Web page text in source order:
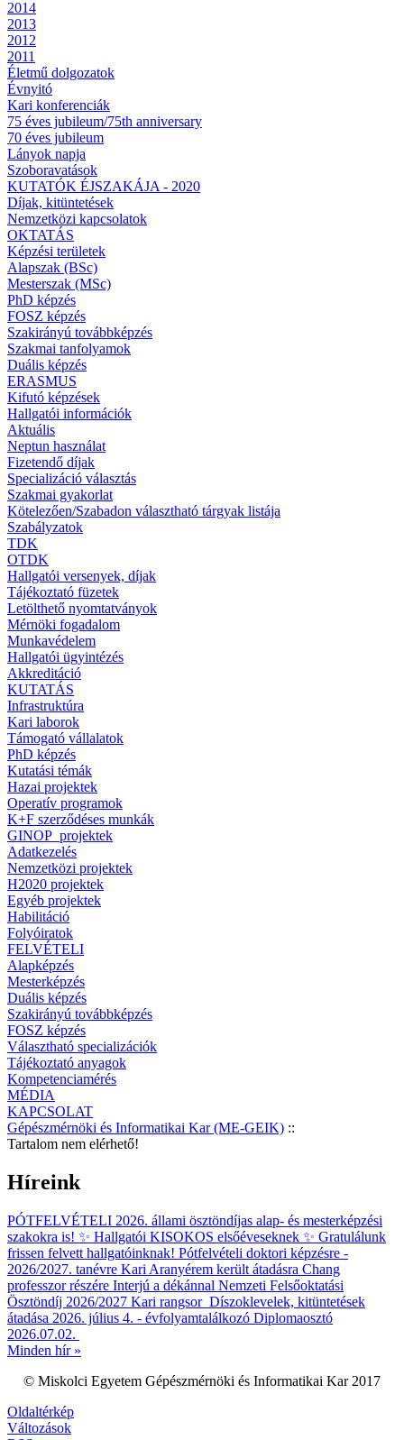
2014
2013
2012
2011
Életmű dolgozatok
Évnyitó
Kari konferenciák
75 éves jubileum/75th anniversary
70 éves jubileum
Lányok napja
Szoboravatások
KUTATÓK ÉJSZAKÁJA - 2020
Díjak, kitüntetések
Nemzetközi kapcsolatok
OKTATÁS
Képzési területek
Alapszak (BSc)
Mesterszak (MSc)
PhD képzés
FOSZ képzés
Szakirányú továbbképzés
Szakmai tanfolyamok
Duális képzés
ERASMUS
Kifutó képzések
Hallgatói információk
Aktuális
Neptun használat
Fizetendő díjak
Specializáció választás
Szakmai gyakorlat
Kötelezően/Szabadon választható tárgyak listája
Szabályzatok
TDK
OTDK
Hallgatói versenyek, díjak
Tájékoztató füzetek
Letölthető nyomtatványok
Mérnöki fogadalom
Munkavédelem
Hallgatói ügyintézés
Akkreditáció
KUTATÁS
Infrastruktúra
Kari laborok
Támogató vállalatok
PhD képzés
Kutatási témák
Hazai projektek
Operatív programok
K+F szerződéses munkák
GINOP_projektek
Adatkezelés
Nemzetközi projektek
H2020 projektek
Egyéb projektek
Habilitáció
Folyóiratok
FELVÉTELI
Alapképzés
Mesterképzés
Duális képzés
Szakirányú továbbképzés
FOSZ képzés
Választható specializációk
Tájékoztató anyagok
Kompetenciamérés
MÉDIA
KAPCSOLAT
Gépészmérnöki és Informatikai Kar (ME-GEIK) ::
Tartalom nem elérhető!
Híreink
PÓTFELVÉTELI 2026. állami ösztöndíjas alap- és mesterképzési
szakokra is! ✨ Hallgatói KISOKOS elsőéveseknek ✨ Gratulálunk
frissen felvett hallgatóinknak! Pótfelvételi doktori képzésre -
2026/2027. tanévre Kari Aranyérem került átadásra Chang
professzor részére Interjú a dékánnal Nemzeti Felsőoktatási
Ösztöndíj 2026/2027 Kari rangsor Díszoklevelek, kitüntetések
átadása 2026. július 4. - évfolyamtalálkozó Diplomaosztó
2026.07.02.
Minden hír »
© Miskolci Egyetem Gépészmérnöki és Informatikai Kar 2017
Oldaltérkép
Változások